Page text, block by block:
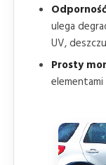
ulega
UV,
Prosty